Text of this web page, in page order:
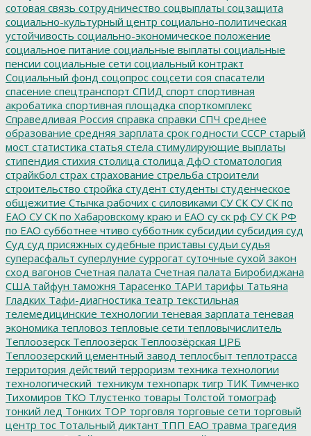
сотовая связь сотрудничество соцвыплаты соцзащита
социально-культурный центр социально-политическая
устойчивость социально-экономическое положение
социальное питание социальные выплаты социальные
пенсии социальные сети социальный контракт
Социальный фонд соцопрос соцсети соя спасатели
спасение спецтранспорт СПИД спорт спортивная
акробатика спортивная площадка спорткомплекс
Справедливая Россия справка справки СПЧ среднее
образование средняя зарплата срок годности СССР старый
мост статистика статья стела стимулирующие выплаты
стипендия стихия столица столица ДфО стоматология
страйкбол страх страхование стрельба строители
строительство стройка студент студенты студенческое
общежитие Стычка рабочих с силовиками СУ СК СУ СК по
ЕАО СУ СК по Хабаровскому краю и ЕАО су ск рф СУ СК РФ
по ЕАО субботнее чтиво субботник субсидии субсидия суд
Суд суд присяжных судебные приставы судьи судья
суперасфальт суперлуние суррогат суточные сухой закон
сход вагонов Счетная палата Счетная палата Биробиджана
США тайфун таможня Тарасенко ТАРИ тарифы Татьяна
Гладких Тафи-диагностика театр текстильная
телемедицинские технологии теневая зарплата теневая
экономика тепловоз тепловые сети тепловычислитель
Теплоозерск Теплоозёрск Теплоозёрская ЦРБ
Теплоозерский цементный завод теплосбыт теплотрасса
территория действий терроризм техника технологии
технологический_техникум технопарк тигр ТИК Тимченко
Тихомиров ТКО Тлустенко товары Толстой томограф
тонкий лед Тонких ТОР торговля торговые сети торговый
центр тос Тотальный диктант ТПП ЕАО травма трагедия